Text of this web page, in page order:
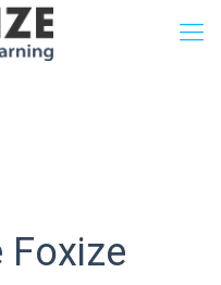
Foxize